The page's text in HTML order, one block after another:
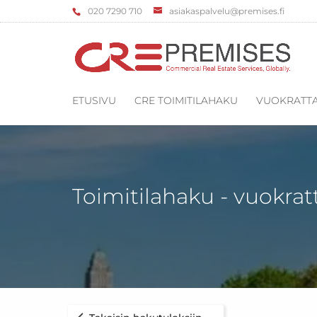
‌020 7290 710 asiakaspalvelu@premises.fi
ETUSIVU CRE TOIMITILAHAKU
Toimitilahaku -